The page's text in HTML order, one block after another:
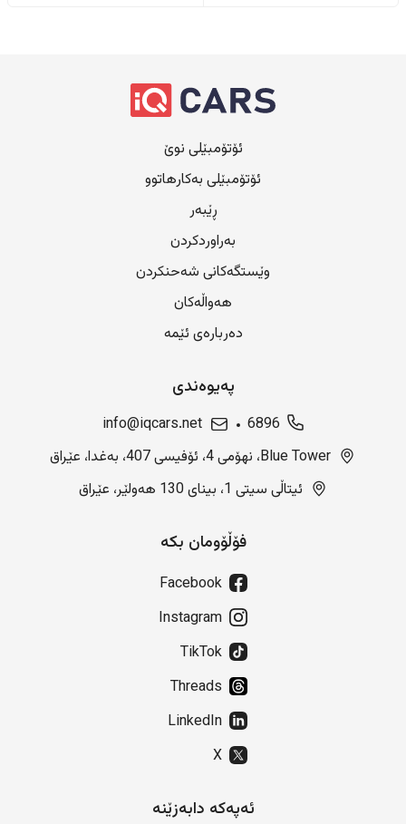
ئۆتۆمبێلی نوێ
ئۆتۆمبێلی بەکارهاتوو
ڕێبەر
بەراوردکردن
وێستگەکانی شەحنکردن
هەواڵەکان
دەربارەی ئێمە
پەیوەندی
6896
info@iqcars.net
Blue Tower، نهۆمی 4، ئۆفیسی 407، بەغدا، عێراق
ئیتاڵی سیتی 1، بینای 130 هەولێر، عێراق
فۆڵۆومان بکە
Facebook
Instagram
TikTok
Threads
LinkedIn
X
ئەپەکە دابەزێنە